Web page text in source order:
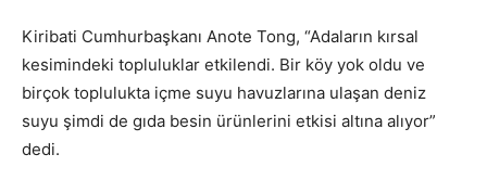
Kiribati Cumhurbaşkanı Anote Tong, “Adaların kırsal
kesimindeki topluluklar etkilendi. Bir köy yok oldu ve
birçok toplulukta içme suyu havuzlarına ulaşan deniz
suyu şimdi de gıda besin ürünlerini etkisi altına alıyor”
dedi.